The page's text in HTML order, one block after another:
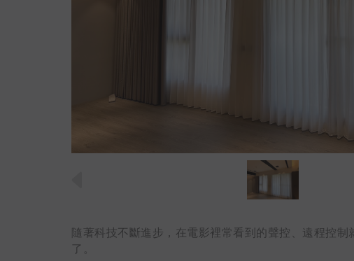
隨著科技不斷進步，在電影裡常看到的聲控、遠程控
了。